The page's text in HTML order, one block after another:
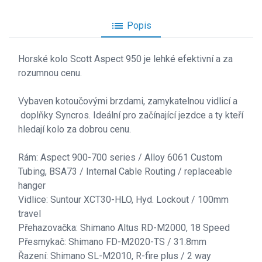
list Popis
Horské kolo Scott Aspect 950 je lehké efektivní a za
rozumnou cenu.
Vybaven kotoučovými brzdami, zamykatelnou vidlicí a
doplňky Syncros. Ideální pro začínající jezdce a ty kteří
hledají kolo za dobrou cenu.
Rám: Aspect 900-700 series / Alloy 6061 Custom
Tubing, BSA73 / Internal Cable Routing / replaceable
hanger
Vidlice: Suntour XCT30-HLO, Hyd. Lockout / 100mm
travel
Přehazovačka: Shimano Altus RD-M2000, 18 Speed
Přesmykač: Shimano FD-M2020-TS / 31.8mm
Řazení: Shimano SL-M2010, R-fire plus / 2 way